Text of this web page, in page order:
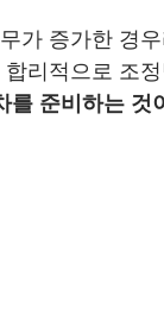
가 증가한 경
리적으로 조
를 준비하는